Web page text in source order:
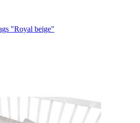
"Royal beige"